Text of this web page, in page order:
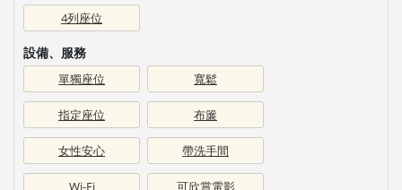
4列座位
設備、服務
單獨座位 寬鬆
指定座位 布簾
女性安心 帶洗手間
Wi-Fi 可欣賞電影